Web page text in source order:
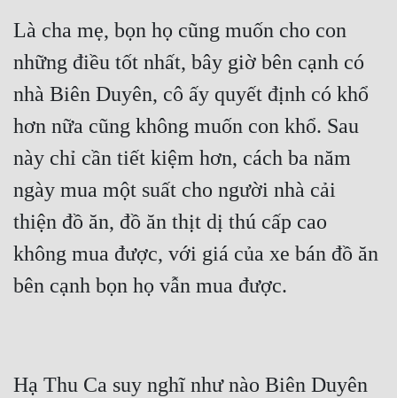
Là cha mẹ, bọn họ cũng muốn cho con
những điều tốt nhất, bây giờ bên cạnh có
nhà Biên Duyên, cô ấy quyết định có khổ
hơn nữa cũng không muốn con khổ. Sau
này chỉ cần tiết kiệm hơn, cách ba năm
ngày mua một suất cho người nhà cải
thiện đồ ăn, đồ ăn thịt dị thú cấp cao
không mua được, với giá của xe bán đồ ăn
Hạ Thu Ca suy nghĩ như nào Biên Duyên